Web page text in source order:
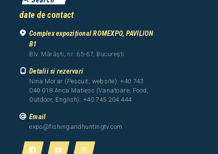
date de contact
Complex expozițional ROMEXPO, PAVILION
B1
Blv. Mărăști, nr. 65-67, București
Detalii si rezervari
Nina Morar (Pescuit, website): +40 743
040 018 Anca Matiesc (Vanatoare, Food,
Outdoor, English): +40 745 204 444
Email
expo@fishingandhuntingtv.com